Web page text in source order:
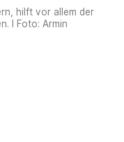
hilft vor allem der
I Foto: Armin